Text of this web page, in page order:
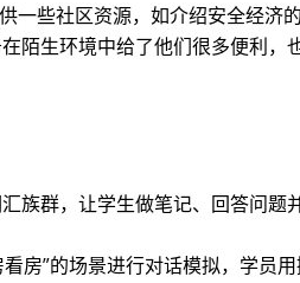
一些社区资源，如介绍安全经济
陌生环境中给了他们很多便利，
族群，让学生做笔记、回答问题
房”的场景进行对话模拟，学员